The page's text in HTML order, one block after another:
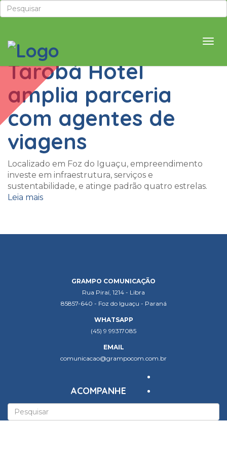
Hotel Tarobá
26 de fevereiro de 2024
Tarobá Hotel
amplia parceria
com agentes de
viagens
Localizado em Foz do Iguaçu, empreendimento
investe em infraestrutura, serviços e
sustentabilidade, e atinge padrão quatro estrelas.
Leia mais
GRAMPO COMUNICAÇÃO
Rua Piraí, 1214 - Libra
85857-640 - Foz do Iguaçu - Paraná
WHATSAPP
(45) 9 99317085
EMAIL
comunicacao@grampocom.com.br
ACOMPANHE